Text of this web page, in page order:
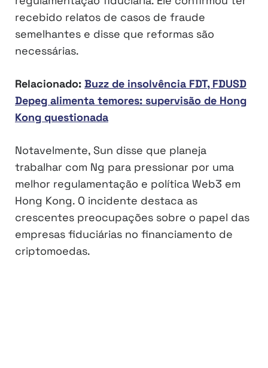
recebido relatos de casos de fraude
semelhantes e disse que reformas são
necessárias.
Relacionado: Buzz de insolvência FDT, FDUSD
Depeg alimenta temores: supervisão de Hong
Kong questionada
Notavelmente, Sun disse que planeja
trabalhar com Ng para pressionar por uma
melhor regulamentação e política Web3 em
Hong Kong. O incidente destaca as
crescentes preocupações sobre o papel das
empresas fiduciárias no financiamento de
criptomoedas.